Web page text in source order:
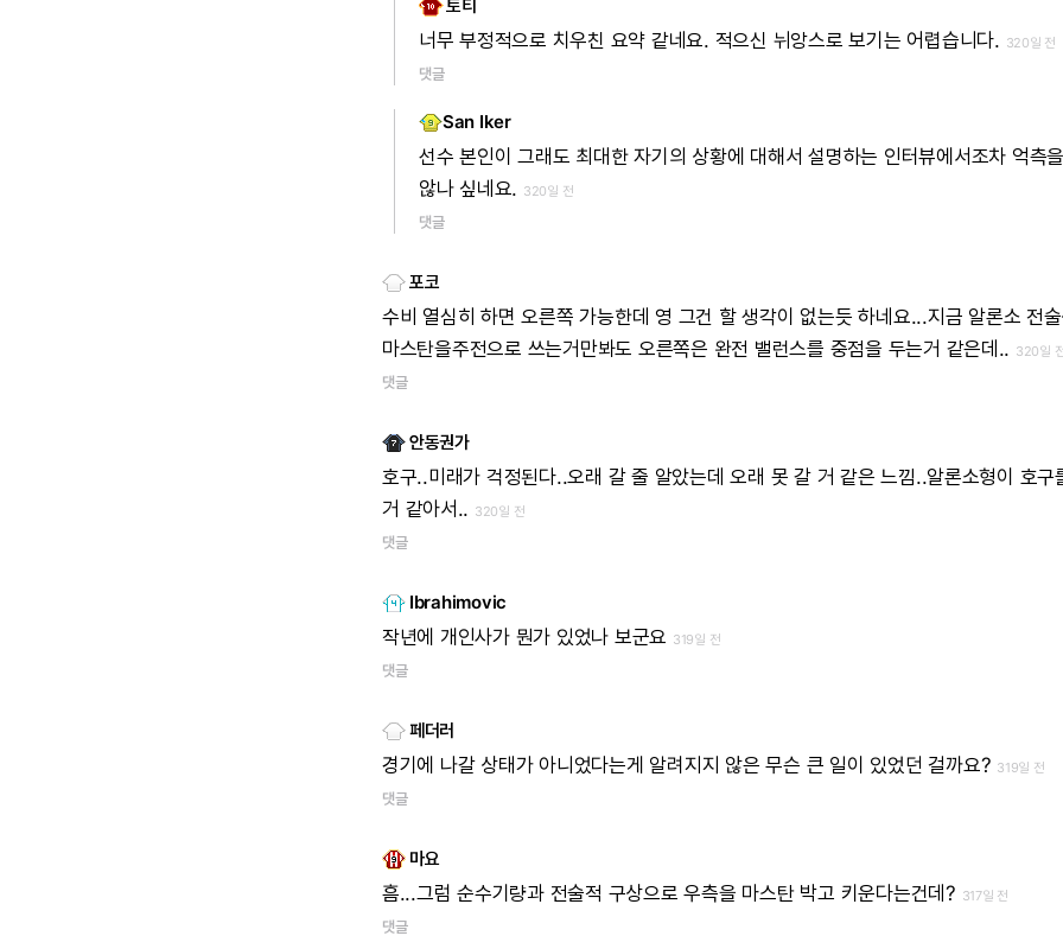
토티
너무 부정적으로 치우친 요약 같네요. 적으신 뉘앙스로 보기는 어렵습니다. 320일 전
댓글
San Iker
선수 본인이 그래도 최대한 자기의 상황에 대해서 설명하는 인터뷰에서조차 억측을
않나 싶네요. 320일 전
댓글
포코
수비 열심히 하면 오른쪽 가능한데 영 그건 할 생각이 없는듯 하네요...지금 알론소 전
마스탄을주전으로 쓰는거만봐도 오른쪽은 완전 밸런스를 중점을 두는거 같은데.. 320일
댓글
안동권가
호구..미래가 걱정된다..오래 갈 줄 알았는데 오래 못 갈 거 같은 느낌..알론소형이 호구
거 같아서.. 320일 전
댓글
Ibrahimovic
작년에 개인사가 뭔가 있었나 보군요 319일 전
댓글
페더러
경기에 나갈 상태가 아니었다는게 알려지지 않은 무슨 큰 일이 있었던 걸까요? 319일 전
댓글
마요
흠...그럼 순수기량과 전술적 구상으로 우측을 마스탄 박고 키운다는건데? 317일 전
댓글